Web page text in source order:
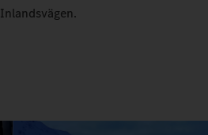
Inlandsvägen.